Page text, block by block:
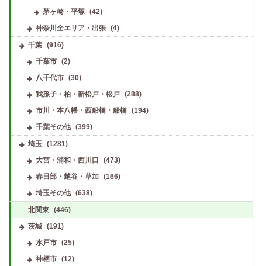
茅ヶ崎・平塚 (42)
神奈川全エリア・出張
(4)
千葉 (916)
千葉市
(2)
八千代市
(30)
我孫子・柏・新松戸・松戸
(288)
市川・本八幡・西船橋・船橋
(194)
千葉その他
(399)
埼玉
(1281)
大宮・浦和・西川口
(473)
春日部・越谷・草加
(166)
埼玉その他
(638)
北関東 (446)
茨城 (191)
水戸市
(25)
神栖市
(12)